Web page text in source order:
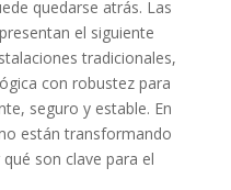
quedarse atrás. Las
el siguiente
tradicionales,
con robustez para
seguro y estable. En
están transformando
son clave para el